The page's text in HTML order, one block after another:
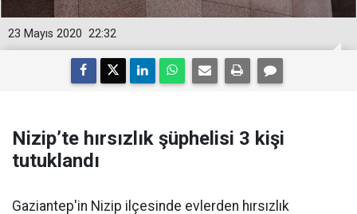
22:32
23 Mayıs 2020
Nizip’te hırsızlık şüphelisi 3 kişi
tutuklandı
Gaziantep'in Nizip ilçesinde evlerden hırsızlık